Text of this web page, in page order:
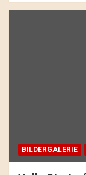
BILDERGALERIE